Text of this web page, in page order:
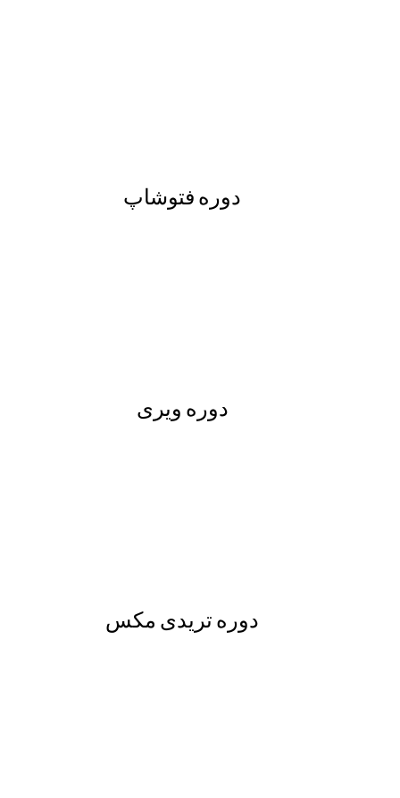
دوره فتوشاپ
دوره ویری
دوره تریدی مکس